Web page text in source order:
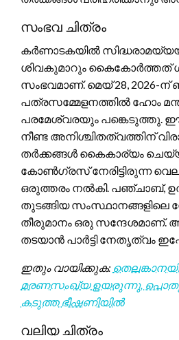
സംഭവ ചിത്രം
കർണാടകയിൽ
ശിവകുമാറും കൈകോർത്തത്
സംഭവമാണ്. മെയ് 28, 2026-
പത്രസമ്മേളനത്തിൽ ഹോം
പരമേശ്വരയും പങ്കെടുത്തു.
നീണ്ട അനിശ്ചിതത്വത്തിന്
തർക്കങ്ങൾ കൈകാര്യം
കോൺഗ്രസ് നേരിട്ടിരുന്ന
ഒരുത്തരം നൽകി. പഞ്ചാബ്,
തുടങ്ങിയ സംസ്ഥാനങ്ങളിലെ
തീരുമാനം ഒരു
തടയാൻ പാർട്ടി നേതൃത്വം
ഇതും വായിക്കുക:
മരണസംഖ്യ ഉയരുന്നു,
കടുത്ത ഭീഷണിയിൽ
വലിയ ചിത്രം